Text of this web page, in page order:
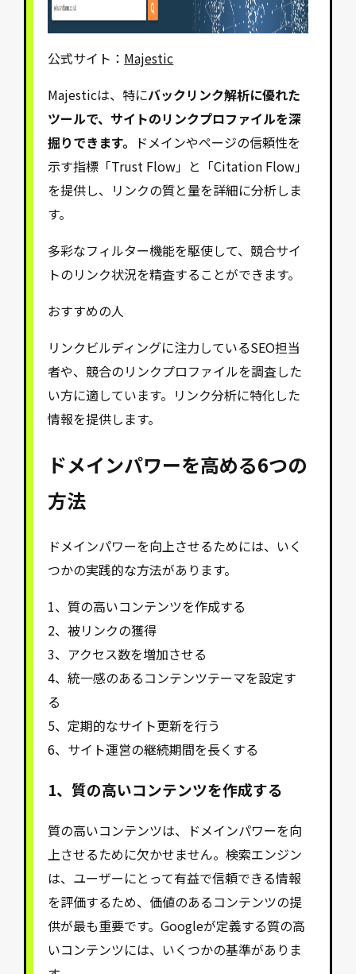
公式サイト： Majestic
Majesticは、特にバックリンク解析に優れた
ツールで、サイトのリンクプロファイルを深
掘りできます。 ドメインやページの信頼性を
示す指標「Trust Flow」と「Citation Flow」
を提供し、リンクの質と量を詳細に分析しま
す。
多彩なフィルター機能を駆使して、競合サイ
トのリンク状況を精査することができます。
おすすめの人
リンクビルディングに注力しているSEO担当
者や、競合のリンクプロファイルを調査した
い方に適しています。リンク分析に特化した
情報を提供します。
ドメインパワーを高める6つの
方法
ドメインパワーを向上させるためには、いく
つかの実践的な方法があります。
1、質の高いコンテンツを作成する
2、被リンクの獲得
3、アクセス数を増加させる
4、統一感のあるコンテンツテーマを設定す
る
5、定期的なサイト更新を行う
6、サイト運営の継続期間を長くする
1、質の高いコンテンツを作成する
質の高いコンテンツは、ドメインパワーを向
上させるために欠かせません。検索エンジン
は、ユーザーにとって有益で信頼できる情報
を評価するため、価値のあるコンテンツの提
供が最も重要です。Googleが定義する質の高
いコンテンツには、いくつかの基準がありま